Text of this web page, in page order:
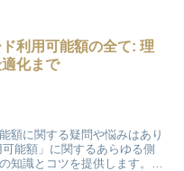
利用可能額の全て: 理
化まで
額に関する疑問や悩みはあり
能額」に関するあらゆる側
知識とコツを提供します。私